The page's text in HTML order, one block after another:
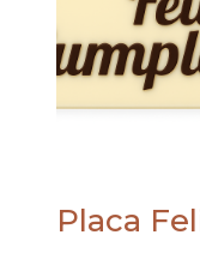
Placa